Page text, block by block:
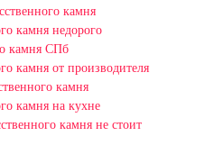
камня
камня недорого
камня СПб
камня от производителя
камня
камня на кухне
камня не стоит